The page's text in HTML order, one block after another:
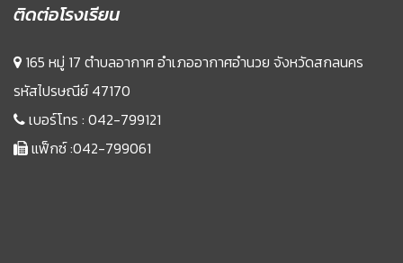
ติดต่อโรงเรียน
165 หมู่ 17 ตำบลอากาศ อำเภออากาศอำนวย จังหวัดสกลนคร
รหัสไปรษณีย์ 47170
เบอร์โทร : 042-799121
แฟ็กซ์ :042-799061